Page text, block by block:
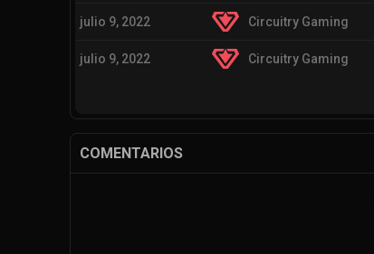
julio 9, 2022 Circuitry Gaming
julio 9, 2022 Circuitry Gaming
COMENTARIOS